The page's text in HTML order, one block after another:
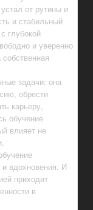
от рутины и
и стабильный
глубокой
и уверенно
задачи: она
обрести
карьеру,
обучение
влияет не
и вдохновения. И
приходит
в